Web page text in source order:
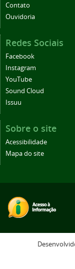
Contato
Ouvidoria
Redes Sociais
Facebook
Instagram
YouTube
Sound Cloud
Issuu
Sobre o site
Acessibilidade
Mapa do site